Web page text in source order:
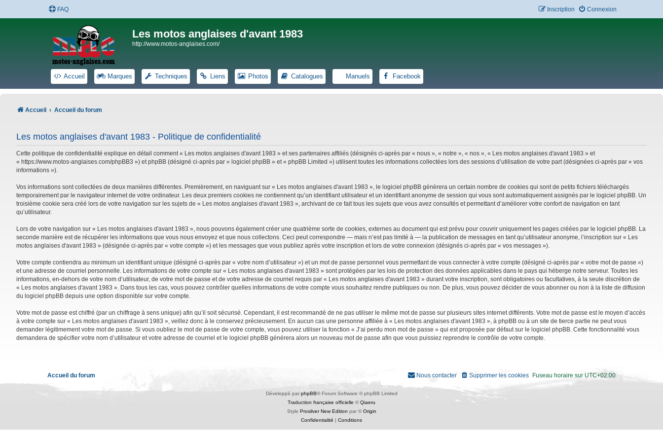
FAQ Connexion
Inscription
Les motos anglaises d'avant 1983
http://www.motos-anglaises.com/
Accueil Marques Techniques Liens Photos Catalogues Manuels Facebook
Accueil Accueil du forum
Les motos anglaises d'avant 1983 - Politique de confidentialité
Cette politique de confidentialité explique en détail comment « Les motos anglaises d'avant 1983 » et ses partenaires affiliés (désignés ci-après par « nous », « notre », « nos », « Les motos anglaises d'avant 1983 » et
« https://www.motos-anglaises.com/phpBB3 ») et phpBB (désigné ci-après par « logiciel phpBB » et « phpBB Limited ») utilisent toutes les informations collectées lors des sessions d’utilisation de votre part (désignées ci-après par « vos
informations »).
Vos informations sont collectées de deux manières différentes. Premièrement, en naviguant sur « Les motos anglaises d'avant 1983 », le logiciel phpBB génèrera un certain nombre de cookies qui sont de petits fichiers téléchargés
temporairement par le navigateur internet de votre ordinateur. Les deux premiers cookies ne contiennent qu’un identifiant utilisateur et un identifiant anonyme de session qui vous sont automatiquement assignés par le logiciel phpBB. Un
troisième cookie sera créé lors de votre navigation sur les sujets de « Les motos anglaises d'avant 1983 », archivant de ce fait tous les sujets que vous avez consultés et permettant d’améliorer votre confort de navigation en tant
qu’utilisateur.
Lors de votre navigation sur « Les motos anglaises d'avant 1983 », nous pouvons également créer une quatrième sorte de cookies, externes au document qui est prévu pour couvrir uniquement les pages créées par le logiciel phpBB. La
seconde manière est de récupérer les informations que vous nous envoyez et que nous collectons. Ceci peut correspondre — mais n’est pas limité à — la publication de messages en tant qu’utilisateur anonyme, l’inscription sur « Les
motos anglaises d'avant 1983 » (désignée ci-après par « votre compte ») et les messages que vous publiez après votre inscription et lors de votre connexion (désignés ci-après par « vos messages »).
Votre compte contiendra au minimum un identifiant unique (désigné ci-après par « votre nom d’utilisateur ») et un mot de passe personnel vous permettant de vous connecter à votre compte (désigné ci-après par « votre mot de passe »)
et une adresse de courriel personnelle. Les informations de votre compte sur « Les motos anglaises d'avant 1983 » sont protégées par les lois de protection des données applicables dans le pays qui héberge notre serveur. Toutes les
informations, en-dehors de votre nom d’utilisateur, de votre mot de passe et de votre adresse de courriel requis par « Les motos anglaises d'avant 1983 » durant votre inscription, sont obligatoires ou facultatives, à la seule discrétion de
« Les motos anglaises d'avant 1983 ». Dans tous les cas, vous pouvez contrôler quelles informations de votre compte vous souhaitez rendre publiques ou non. De plus, vous pouvez décider de vous abonner ou non à la liste de diffusion
du logiciel phpBB depuis une option disponible sur votre compte.
Votre mot de passe est chiffré (par un chiffrage à sens unique) afin qu’il soit sécurisé. Cependant, il est recommandé de ne pas utiliser le même mot de passe sur plusieurs sites internet différents. Votre mot de passe est le moyen d’accès
à votre compte sur « Les motos anglaises d'avant 1983 », veillez donc à le conservez précieusement. En aucun cas une personne affiliée à « Les motos anglaises d'avant 1983 », à phpBB ou à un site de tierce partie ne peut vous
demander légitimement votre mot de passe. Si vous oubliez le mot de passe de votre compte, vous pouvez utiliser la fonction « J’ai perdu mon mot de passe » qui est proposée par défaut sur le logiciel phpBB. Cette fonctionnalité vous
demandera de spécifier votre nom d’utilisateur et votre adresse de courriel et le logiciel phpBB générera alors un nouveau mot de passe afin que vous puissiez reprendre le contrôle de votre compte.
Accueil du forum Fuseau horaire sur UTC+02:00
Supprimer les cookies
Nous contacter
Développé par phpBB® Forum Software © phpBB Limited
Traduction française officielle ©Qiaeru
Style Prosilver New Edition par ©Origin
Confidentialité
Conditions